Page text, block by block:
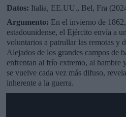
Datos: Italia, EE.UU., Bel, Fra
Argumento: En el invierno de
estadounidense, el Ejército envía a
voluntarios a patrullar las remotas y
Alejados de los grandes campos de
enfrentan al frío extremo, al hambre
se vuelve cada vez más difuso,
inherente a la guerra.